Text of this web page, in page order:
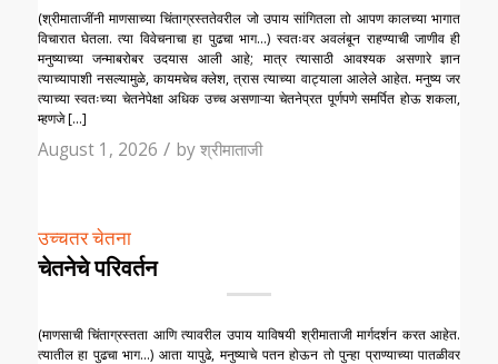
(श्रीमाताजींनी माणसाच्या चिंताग्रस्ततेवरील जो उपाय सांगितला तो आपण कालच्या भागात
विचारात घेतला. त्या विवेचनाचा हा पुढचा भाग…) स्वतःवर अवलंबून राहण्याची जाणीव ही
मनुष्याच्या जन्माबरोबर उदयास आली आहे; मात्र त्यासाठी आवश्यक असणारे ज्ञान
त्याच्यापाशी नसल्यामुळे, कायमचेच क्लेश, त्रास त्याच्या वाट्याला आलेले आहेत. मनुष्य जर
त्याच्या स्वतःच्या चेतनेपेक्षा अधिक उच्च असणाऱ्या चेतनेप्रत पूर्णपणे समर्पित होऊ शकला,
म्हणजे […]
August 1, 2026 / byश्रीमाताजी
उच्चतर चेतना
चेतनेचे परिवर्तन
(माणसाची चिंताग्रस्तता आणि त्यावरील उपाय याविषयी श्रीमाताजी मार्गदर्शन करत आहेत.
त्यातील हा पुढचा भाग…) आता यापुढे, मनुष्याचे पतन होऊन तो पुन्हा प्राण्याच्या पातळीवर